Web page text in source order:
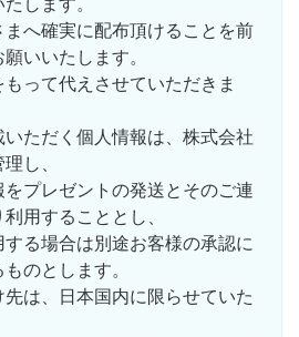
します。
まへ確実に配布頂けることを前
いいたします。
もって代えさせていただきま
いただく個人情報は、株式会社
し、
プレゼントの発送とそのご連
用することとし、
る場合は別途お客様の承認に
のとします。
先は、日本国内に限らせていた